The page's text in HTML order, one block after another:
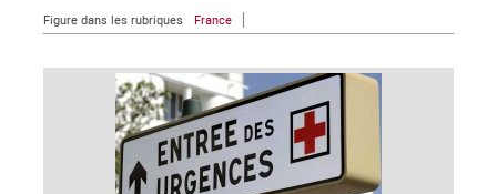
Figure dans les rubriques France